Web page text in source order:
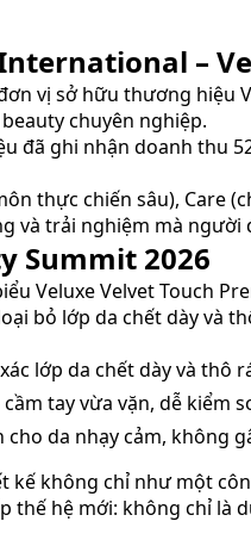
–
đơn vị sở hữu thương
chuyên nghiệp.
ghi nhận doanh thu
thực chiến sâu), Care
và trải nghiệm mà
Summit 2026
Veluxe Velvet Touch
bỏ lớp da chết dày và
lớp da chết dày và
cầm tay vừa vặn, dễ kiểm
cho da nhạy cảm, không
không chỉ như một
thế hệ mới: không chỉ